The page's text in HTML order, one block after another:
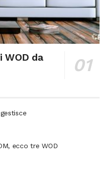
WOD da
ecco tre WOD